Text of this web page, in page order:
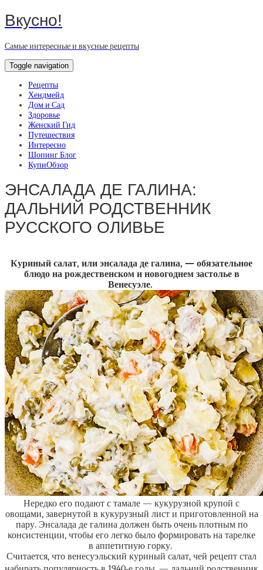
Вкусно!
Самые интересные и вкусные рецепты
Toggle navigation
Рецепты
Хендмейд
Дом и Сад
Здоровье
Женский Гид
Путешествия
Интересно
Шопинг Блог
КупиОбзор
ЭНСАЛАДА ДЕ ГАЛИНА:
ДАЛЬНИЙ РОДСТВЕННИК
РУССКОГО ОЛИВЬЕ
Куриный салат, или энсалада де галина, — обязательное
блюдо на рождественском и новогоднем застолье в
Венесуэле.
Нередко его подают с тамале — кукурузной крупой с
овощами, завернутой в кукурузный лист и приготовленной на
пару. Энсалада де галина должен быть очень плотным по
консистенции, чтобы его легко было формировать на тарелке
в аппетитную горку.
Считается, что венесуэльский куриный салат, чей рецепт стал